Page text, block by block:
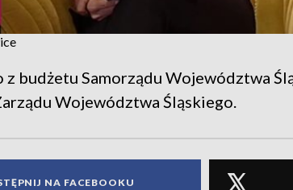
z budżetu Samorządu Województwa
Województwa Śląskiego.
NA FACEBOOKU